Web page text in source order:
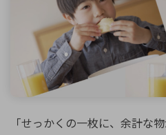
「せっかくの一枚に、余計な